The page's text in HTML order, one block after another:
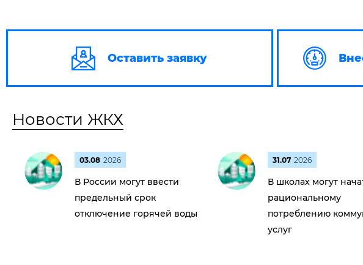
Оставить заявку
Новости ЖКХ
03.08 2026
В России могут ввести
предельный срок
отключение горячей воды
31.07 2026
В школах могут
рациональному
потреблению
услуг